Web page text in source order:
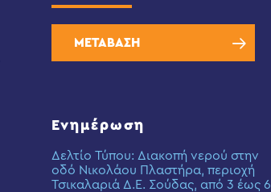
ΜΕΤΑΒΑΣΗ
Ενημέρωση
Δελτίο Τύπου: Διακοπή νερού στην
οδό Νικολάου Πλαστήρα, περιοχή
Τσικαλαριά Δ.Ε. Σούδας, από 3 έως 6